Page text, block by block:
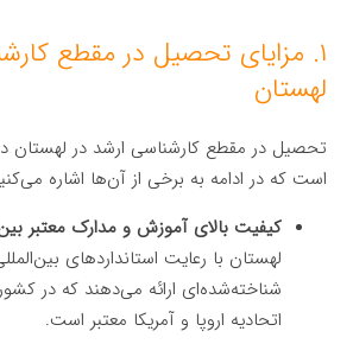
۱. مزایای تحصیل در مقطع
لهستان
تحصیل در مقطع کارشناسی ارشد در لهستان
است که در ادامه به برخی از آن‌ها اشاره
کیفیت بالای آموزش و مدارک معتبر
لهستان با رعایت استانداردهای
شناخته‌شده‌ای ارائه می‌دهند که در
اتحادیه اروپا و آمریکا معتبر است.